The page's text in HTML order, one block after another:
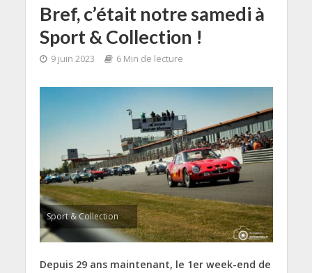
Bref, c’était notre samedi à
Sport & Collection !
9 juin 2023 6 Min de lecture
Sport & Collection
Depuis 29 ans maintenant, le 1er week-end de